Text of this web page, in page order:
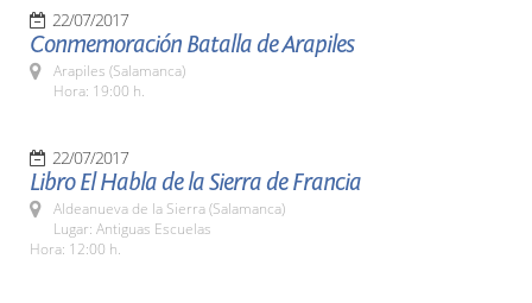
22/07/2017
Conmemoración Batalla de Arapiles
Arapiles (Salamanca)
Hora: 19:00 h.
22/07/2017
Libro El Habla de la Sierra de Francia
Aldeanueva de la Sierra (Salamanca)
Lugar: Antiguas Escuelas
Hora: 12:00 h.